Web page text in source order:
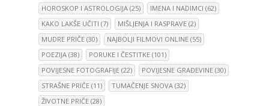
HOROSKOP I ASTROLOGIJA (25) IMENA I NADIMCI (62)
KAKO LAKŠE UČITI (7) MIŠLJENJA I RASPRAVE (2)
MUDRE PRIČE (30) NAJBOLJI FILMOVI ONLINE (55)
POEZIJA (38) PORUKE I ČESTITKE (101)
POVIJESNE FOTOGRAFIJE (22) POVIJESNE GRAĐEVINE (30)
STRAŠNE PRIČE (11) TUMAČENJE SNOVA (32)
ŽIVOTNE PRIČE (28)